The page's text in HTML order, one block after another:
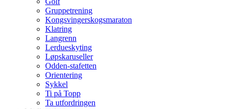
Gruppetrening
Kongsvingerskogsmaraton
Klatring
Langrenn
Lerdueskyting
Løpskaruseller
Odden-stafetten
Orientering
Sykkel
Ti på Topp
Ta utfordringen